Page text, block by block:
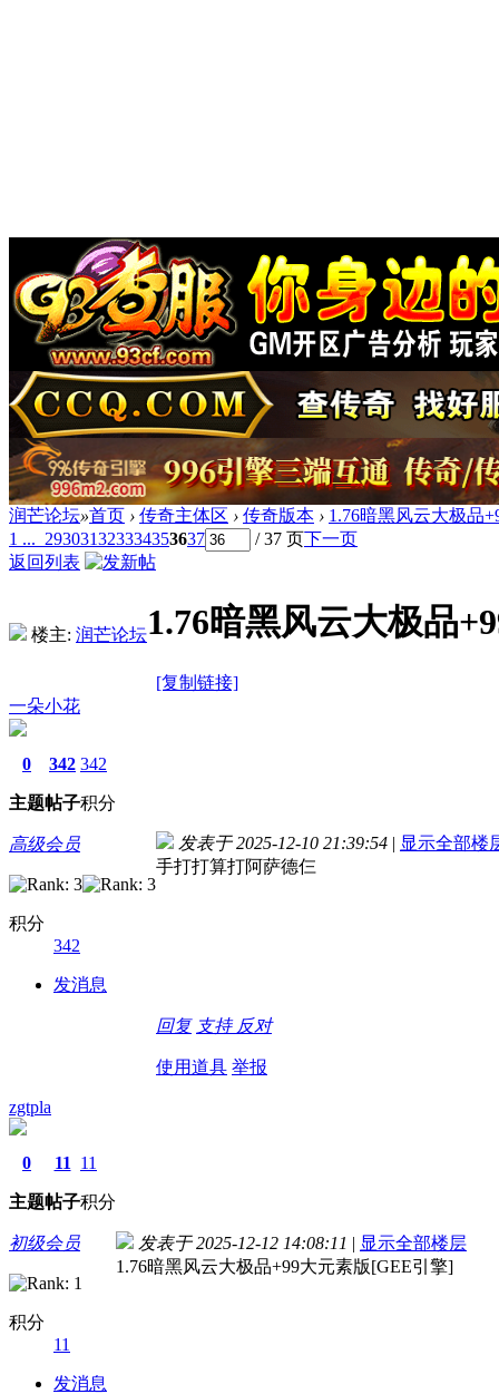
润芒论坛»首页 › 传奇主体区 › 传奇版本 › 1.76暗黑风云大极品
1 ... 293031323334353637 / 37 页下一页
返回列表
楼主: 润芒论坛1.76暗黑风云大极品
[复制链接]
一朵小花
0
主题
342
帖子
342
积分
高级会员
积分
342
发消息
发表于 2025-12-10 21:39:54 | 显示全部楼
手打打算打阿萨德仨
回复 支持 反对
使用道具 举报
zgtpla
0
主题
11
帖子
11
积分
初级会员
积分
11
发消息
发表于 2025-12-12 14:08:11 | 显示全部楼层
1.76暗黑风云大极品+99大元素版[GEE引擎]